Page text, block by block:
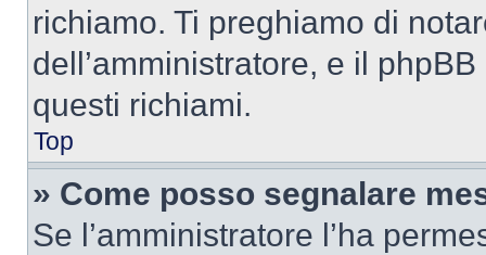
richiamo. Ti preghiamo di
dell’amministratore, e il
questi richiami.
Top
» Come posso segnalare
Se l’amministratore l’ha